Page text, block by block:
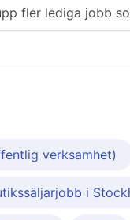
fler lediga jobb
verksamhet)
i